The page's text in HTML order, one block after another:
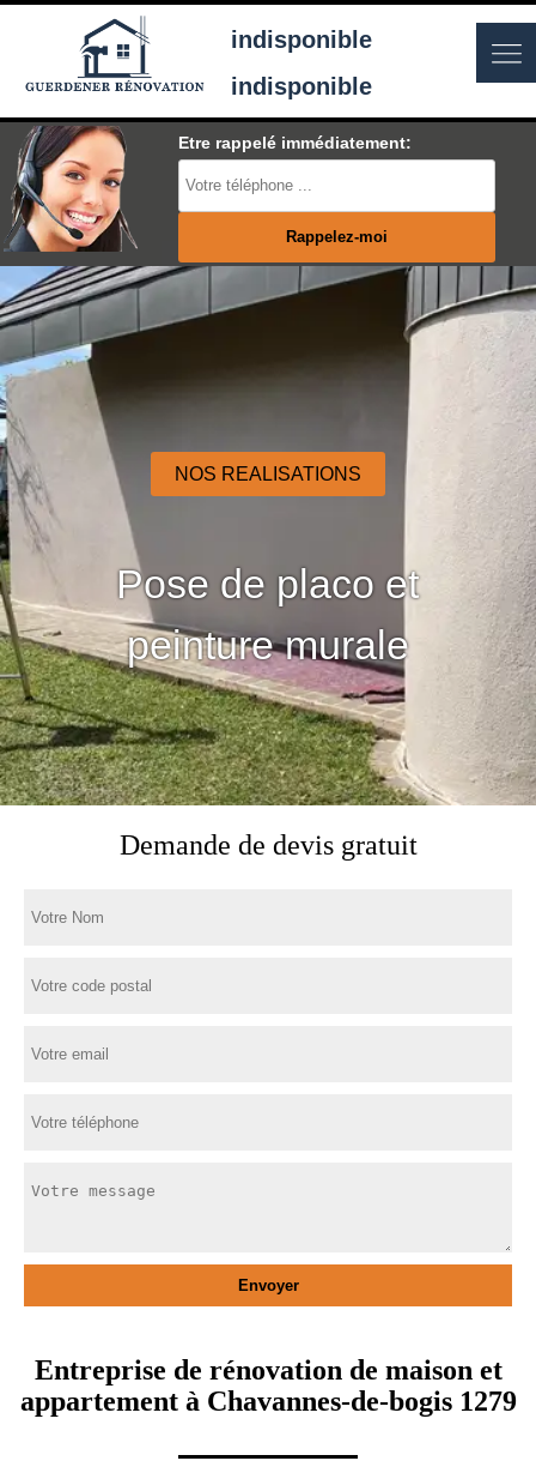
indisponible
indisponible
Etre rappelé immédiatement:
NOS REALISATIONS
Pose de placo et
peinture murale
Demande de devis gratuit
Entreprise de rénovation de maison et
appartement à Chavannes-de-bogis 1279